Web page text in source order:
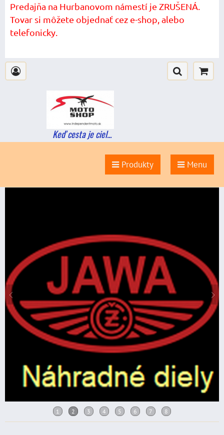
Predajňa na Hurbanovom námestí je ZRUŠENÁ.
Tovar si môžete objednať cez e-shop, alebo
telefonicky.
Keď cesta je ciel...
Produkty Menu